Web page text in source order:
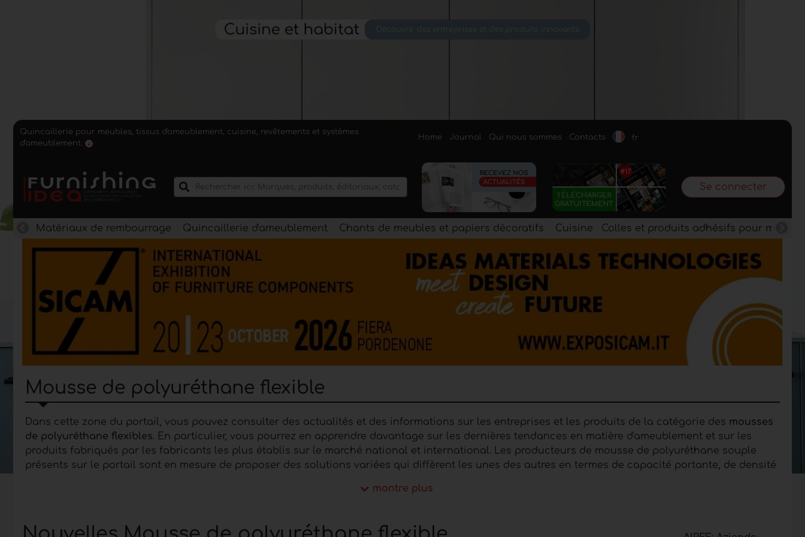
Quincaillerie pour meubles, tissus d'ameublement, cuisine, revêtements et systèmes
d'ameublement.
Home Journal Qui nous sommes Contacts fr
Se connecter
Matériaux de rembourrage Quincaillerie d'ameublement Chants de meubles et papiers décoratifs Cuisine Colles et produits adhésifs pour
Mousse de polyuréthane flexible
Dans cette zone du portail, vous pouvez consulter des actualités et des informations sur les entreprises et les produits de la catégorie des mousses
de polyuréthane flexibles. En particulier, vous pourrez en apprendre davantage sur les dernières tendances en matière d'ameublement et sur les
produits fabriqués par les fabricants les plus établis sur le marché national et international. Les producteurs de mousse de polyuréthane souple
présents sur le portail sont en mesure de proposer des solutions variées qui diffèrent les unes des autres en termes de capacité portante, de densité
Lepolyuréthane a été inventé dans les années 1930 par le chimiste Dr. Otto Bayer et a été immédiatement utilisé en remplacement du caoutchouc
montre plus